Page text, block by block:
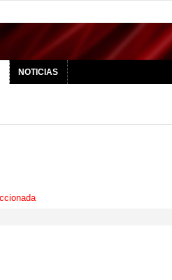
NOTICIAS